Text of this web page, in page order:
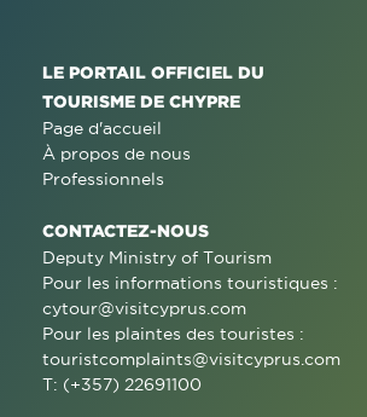
LE PORTAIL OFFICIEL DU
TOURISME DE CHYPRE
Page d'accueil
À propos de nous
Professionnels
CONTACTEZ-NOUS
Deputy Ministry of Tourism
Pour les informations touristiques :
cytour@visitcyprus.com
Pour les plaintes des touristes :
touristcomplaints@visitcyprus.com
T: (+357) 22691100